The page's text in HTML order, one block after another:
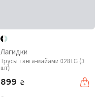
Лагидки
Трусы танга-майами 028LG (3
шт)
899 ₴